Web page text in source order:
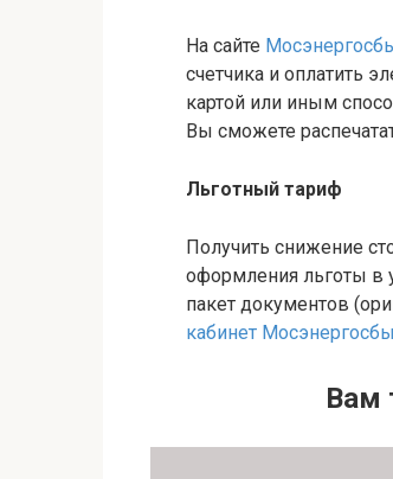
На сайте
счетчика и оплатить
картой или иным
Вы сможете
Льготный тариф
Получить снижение
оформления льготы в
пакет документов
кабинет
Вам